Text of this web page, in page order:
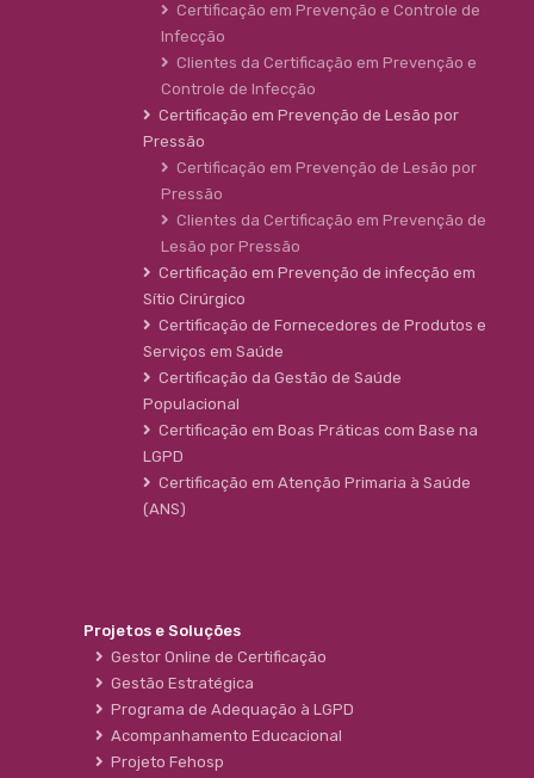
Certificação em Prevenção e Controle de
Infecção
Clientes da Certificação em Prevenção e
Controle de Infecção
Certificação em Prevenção de Lesão por
Pressão
Certificação em Prevenção de Lesão por
Pressão
Clientes da Certificação em Prevenção de
Lesão por Pressão
Certificação em Prevenção de infecção em
Sítio Cirúrgico
Certificação de Fornecedores de Produtos e
Serviços em Saúde
Certificação da Gestão de Saúde
Populacional
Certificação em Boas Práticas com Base na
LGPD
Certificação em Atenção Primaria à Saúde
(ANS)
Projetos e Soluções
Gestor Online de Certificação
Gestão Estratégica
Programa de Adequação à LGPD
Acompanhamento Educacional
Projeto Fehosp